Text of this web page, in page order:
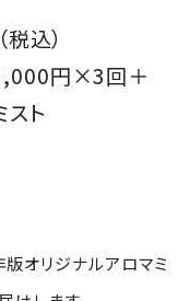
税込）
円×3回＋
ト
オリジナルアロマミ